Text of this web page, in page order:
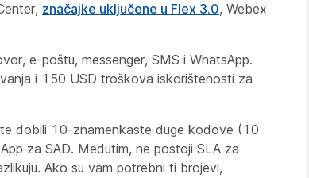
značajke uključene u Flex 3.0, Webex
e-poštu, messenger, SMS i WhatsApp.
i 150 USD troškova iskorištenosti za
dobili 10-znamenkaste duge kodove (10
za SAD. Međutim, ne postoji SLA za
Ako su vam potrebni ti brojevi,